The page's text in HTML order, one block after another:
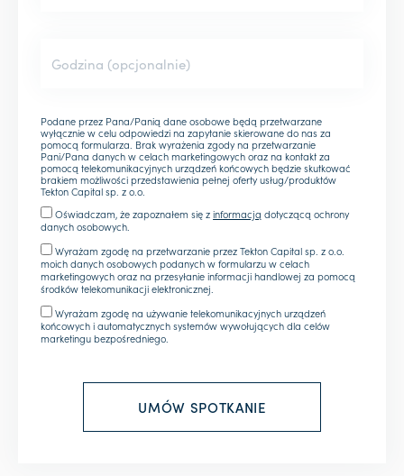
Podane przez Pana/Panią dane osobowe będą przetwarzane
wyłącznie w celu odpowiedzi na zapytanie skierowane do nas za
pomocą formularza. Brak wyrażenia zgody na przetwarzanie
Pani/Pana danych w celach marketingowych oraz na kontakt za
pomocą telekomunikacyjnych urządzeń końcowych będzie skutkować
brakiem możliwości przedstawienia pełnej oferty usług/produktów
Tekton Capital sp. z o.o.
Oświadczam, że zapoznałem się zinformacją dotyczącą ochrony
danych osobowych.
Wyrażam zgodę na przetwarzanie przez Tekton Capital sp. z o.o.
moich danych osobowych podanych w formularzu w celach
marketingowych oraz na przesyłanie informacji handlowej za pomocą
środków telekomunikacji elektronicznej.
Wyrażam zgodę na używanie telekomunikacyjnych urządzeń
końcowych i automatycznych systemów wywołujących dla celów
marketingu bezpośredniego.